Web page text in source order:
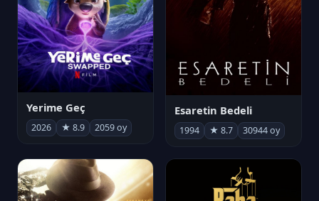
Yerime Geç
2026 ★ 8.9 2059 oy
Esaretin Bedeli
1994 ★ 8.7 30944 oy